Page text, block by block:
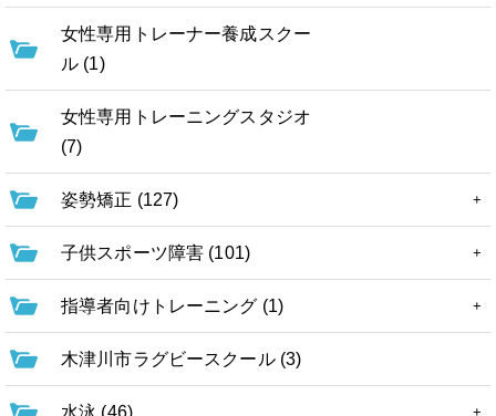
女性専用トレーナー養成スクー
ル (1)
女性専用トレーニングスタジオ
(7)
姿勢矯正 (127)
子供スポーツ障害 (101)
指導者向けトレーニング (1)
木津川市ラグビースクール (3)
水泳 (46)